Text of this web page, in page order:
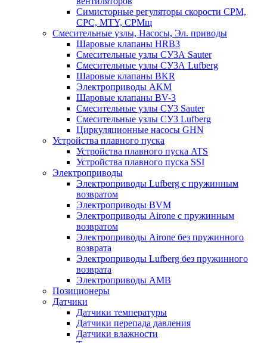
Симисторные регуляторы скорости СРМ,
СРС, MTY, СРМщ
Смесительные узлы, Насосы, Эл. приводы
Шаровые клапаны HRB3
Смесительные узлы СУ3А Sauter
Смесительные узлы СУ3А Lufberg
Шаровые клапаны BKR
Электроприводы AKM
Шаровые клапаны BV-3
Смесительные узлы СУ3 Sauter
Смесительные узлы СУ3 Lufberg
Циркуляционные насосы GHN
Устройства плавного пуска
Устройства плавного пуска ATS
Устройства плавного пуска SSI
Электроприводы
Электроприводы Lufberg c пружинным
возвратом
Электроприводы BVM
Электроприводы Airone c пружинным
возвратом
Электроприводы Airone без пружинного
возврата
Электроприводы Lufberg без пружинного
возврата
Электроприводы AMB
Позиционеры
Датчики
Датчики температуры
Датчики перепада давления
Датчики влажности